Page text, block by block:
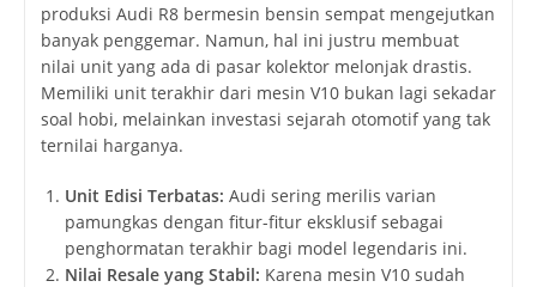
produksi Audi R8 bermesin bensin sempat mengejutkan
banyak penggemar. Namun, hal ini justru membuat
nilai unit yang ada di pasar kolektor melonjak drastis.
Memiliki unit terakhir dari mesin V10 bukan lagi sekadar
soal hobi, melainkan investasi sejarah otomotif yang tak
ternilai harganya.
Unit Edisi Terbatas: Audi sering merilis varian
pamungkas dengan fitur-fitur eksklusif sebagai
penghormatan terakhir bagi model legendaris ini.
Nilai Resale yang Stabil: Karena mesin V10 sudah